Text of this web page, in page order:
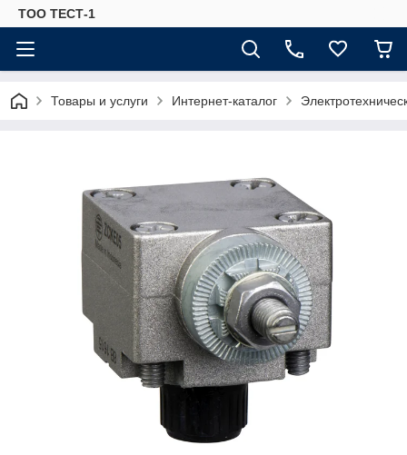
ТОО ТЕСТ-1
Товары и услуги Интернет-каталог